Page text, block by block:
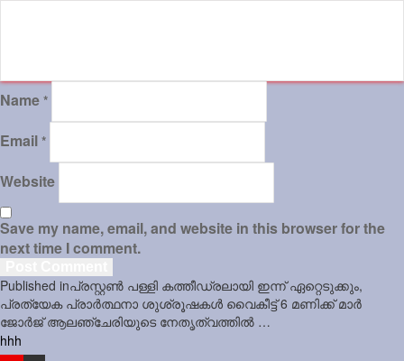
Classifieds
Law
Name *
Email *
Website
Save my name, email, and website in this browser for the
next time I comment.
Post
navigation
Published inപ്രസ്റ്റണ്‍ പള്ളി കത്തീഡ്രലായി ഇന്ന് ഏറ്റെടുക്കും,
പ്രത്യേക പ്രാര്‍ത്ഥനാ ശുശ്രൂഷകള്‍ വൈകീട്ട് 6 മണിക്ക് മാര്‍
ജോര്‍ജ് ആലഞ്ചേരിയുടെ നേതൃത്വത്തില്‍ …
hhh